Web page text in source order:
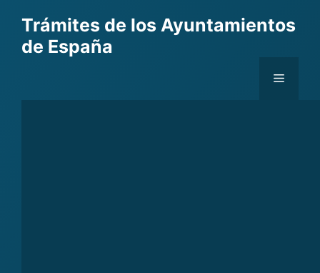
content
Trámites de los Ayuntamientos
de España
Menu